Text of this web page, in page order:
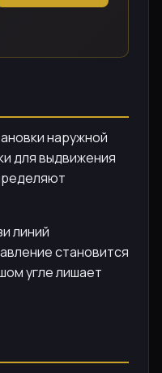
наружной
для выдвижения
линий
становится
угле лишает